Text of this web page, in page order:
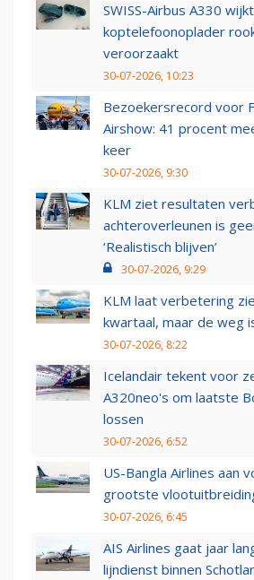
SWISS-Airbus A330
koptelefoonoplader
veroorzaakt
30-07-2026, 10:23
Bezoekersrecord voor
Airshow: 41 procent
keer
30-07-2026, 9:30
KLM ziet resultaten
achteroverleunen is
‘Realistisch blijven’
30-07-2026, 9:29
KLM laat verbetering
kwartaal, maar de weg
30-07-2026, 8:22
Icelandair tekent voor
A320neo's om laatste
lossen
30-07-2026, 6:52
US-Bangla Airlines aan
grootste
30-07-2026, 6:45
AIS Airlines gaat jaar
lijndienst binnen